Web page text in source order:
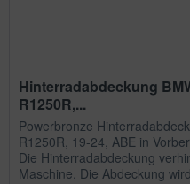
Hinterradabdeckung
R1250R,...
Powerbronze
R1250R, 19-24, ABE in
Die Hinterradabdeckung
Maschine. Die Abdeckung